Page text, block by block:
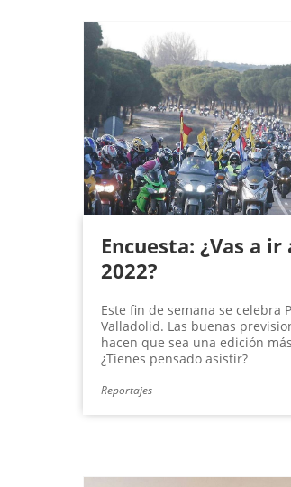
Encuesta: ¿Vas a
2022?
Este fin de semana se celebra
Valladolid. Las buenas
hacen que sea una edición
¿Tienes pensado asistir?
Reportajes